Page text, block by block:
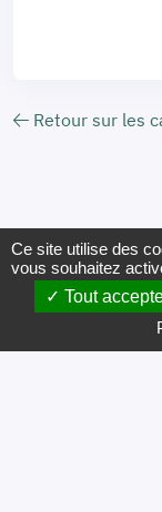
Retour sur les
Ce site utilise des
vous souhaitez
Tout